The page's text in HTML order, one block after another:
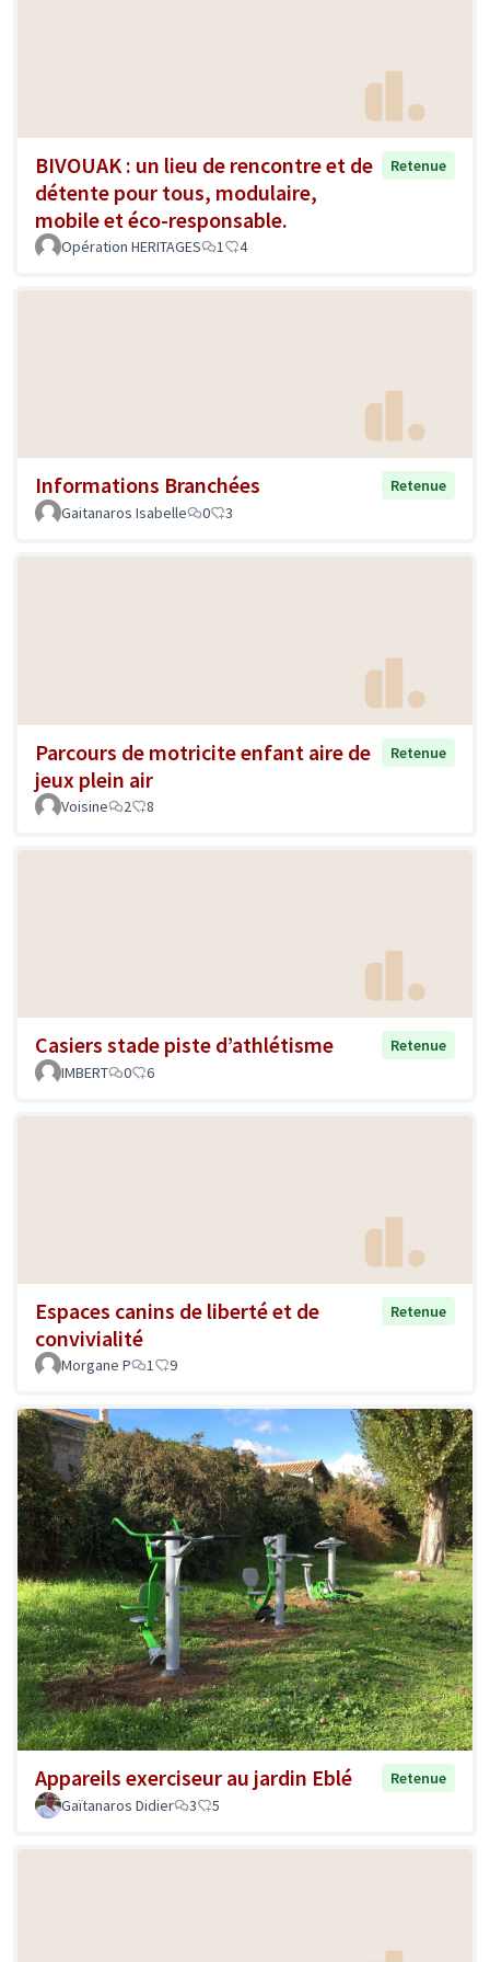
BIVOUAK : un lieu de rencontre et de
détente pour tous, modulaire,
mobile et éco-responsable.
Retenue
Opération HERITAGES 1 4
Informations Branchées
Retenue
Gaitanaros Isabelle
0 3
Parcours de motricite enfant aire de
jeux plein air
Retenue
Voisine 2 8
Casiers stade piste d’athlétisme
Retenue
IMBERT
0 6
Espaces canins de liberté et de
convivialité
Retenue
Morgane P 1 9
Appareils exerciseur au jardin Eblé
Retenue
Gaïtanaros Didier
3 5